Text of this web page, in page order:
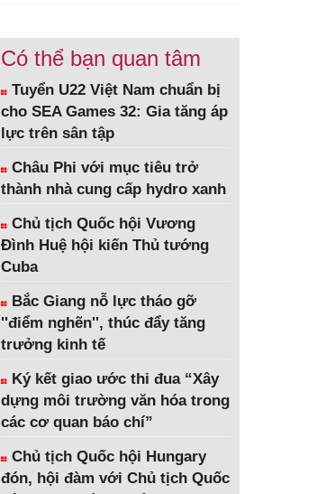
Có thể bạn quan tâm
Tuyển U22 Việt Nam chuẩn bị
cho SEA Games 32: Gia tăng áp
lực trên sân tập
Châu Phi với mục tiêu trở
thành nhà cung cấp hydro xanh
Chủ tịch Quốc hội Vương
Đình Huệ hội kiến Thủ tướng
Cuba
Bắc Giang nỗ lực tháo gỡ
''điểm nghẽn'', thúc đẩy tăng
trưởng kinh tế
Ký kết giao ước thi đua “Xây
dựng môi trường văn hóa trong
các cơ quan báo chí”
Chủ tịch Quốc hội Hungary
đón, hội đàm với Chủ tịch Quốc